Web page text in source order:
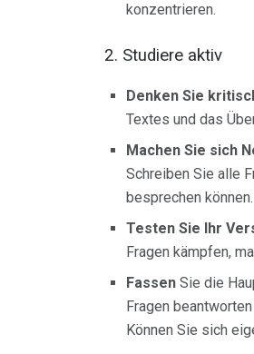
konzentrieren.
2. Studiere aktiv
Denken Sie
Textes und das
Machen Sie sich
Schreiben Sie alle
besprechen können.
Testen Sie Ihr
Fragen kämpfen,
Fassen Sie die
Fragen
Können Sie sich